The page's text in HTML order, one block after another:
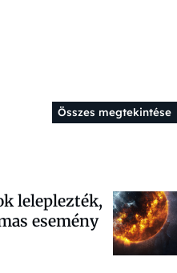
Összes megtekintése
leleplezték,
esemény